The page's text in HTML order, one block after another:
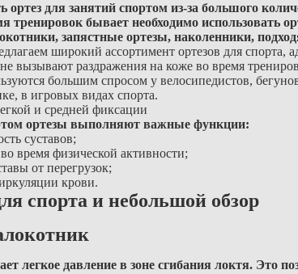
ортез для занятий спортом из-за большого
тренировок бывает необходимо использовать
запястные ортезы, наколенники,
широкий ассортимент ортезов для спорта,
вызывают раздражения на коже во время
большим спросом у велосипедистов,
в игровых видах спорта.
ортезы выполняют важные функции:
суставов;
время физической активности;
от перегрузок;
крови.
спорта и небольшой обзор
легкое давление в зоне сгибания локтя. Это